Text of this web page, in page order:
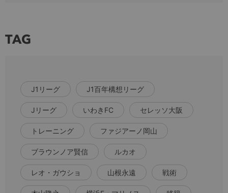
TAG
J1リーグ J1百年構想リーグ
Jリーグ いわきFC セレッソ大阪
トレーニング ファジアーノ岡山
ブラウンノア賢信 ルカオ
レオ・ガウショ 山根永遠 戦術